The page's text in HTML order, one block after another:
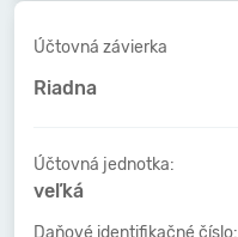
Účtovná závierka
Riadna
Účtovná jednotka:
veľká
Daňové identifikačné číslo: